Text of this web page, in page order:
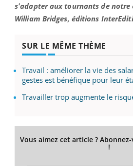
s'adapter aux tournants de notre
William Bridges, éditions
SUR LE MÊME THÈME
Travail : améliorer la vie des
gestes est bénéfique pour leur
Travailler trop augmente le
Vous aimez cet article ?
!